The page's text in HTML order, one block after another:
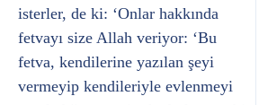
isterler, de ki: ‘Onlar hakkında
fetvayı size Allah veriyor: ‘Bu
fetva, kendilerine yazılan şeyi
vermeyip kendileriyle evlenmeyi